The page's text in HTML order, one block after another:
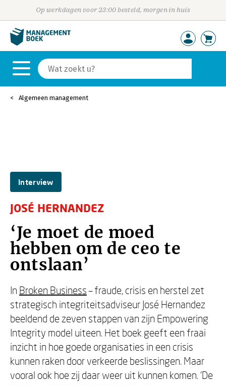
Op werkdagen voor 23:00 besteld, morgen in huis
Algemeen management
Interview
JOSÉ HERNANDEZ
‘Je moet de moed
hebben om de ceo te
ontslaan’
In Broken Business– fraude, crisis en herstel zet
strategisch integriteitsadviseur José Hernandez
beeldend de zeven stappen van zijn Empowering
Integrity model uiteen. Het boek geeft een fraai
inzicht in hoe goede organisaties in een crisis
kunnen raken door verkeerde beslissingen. Maar
vooral ook hoe zij daar weer uit kunnen komen. ‘De